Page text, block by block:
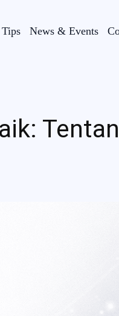
News & Events